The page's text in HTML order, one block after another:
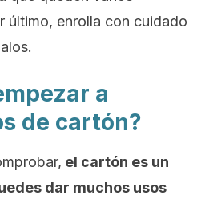
último, enrolla con cuidado
a
de cartón?
el cartón es un
dar muchos usos